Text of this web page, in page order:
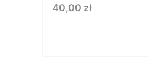
Цена
40,00 zł